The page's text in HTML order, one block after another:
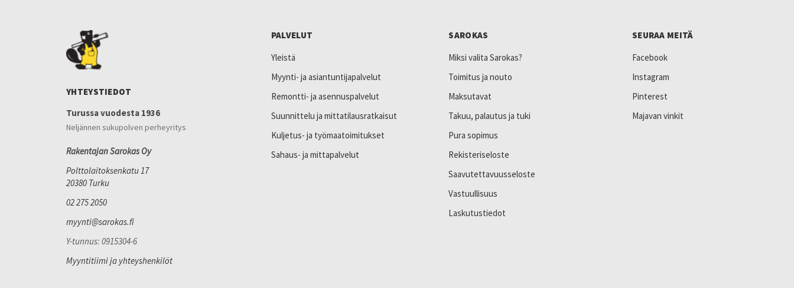
YHTEYSTIEDOT
Turussa vuodesta 1936
Neljännen sukupolven perheyritys
Rakentajan Sarokas Oy
Polttolaitoksenkatu 17
20380 Turku
02 275 2050
myynti@sarokas.fi
Y-tunnus: 0915304-6
Myyntitiimi ja yhteyshenkilöt
PALVELUT
Yleistä
Myynti- ja asiantuntijapalvelut
Remontti- ja asennuspalvelut
Suunnittelu ja mittatilausratkaisut
Kuljetus- ja työmaatoimitukset
Sahaus- ja mittapalvelut
SAROKAS
Miksi valita Sarokas?
Toimitus ja nouto
Maksutavat
Takuu, palautus ja tuki
Pura sopimus
Rekisteriseloste
Saavutettavuusseloste
Vastuullisuus
Laskutustiedot
SEURAA MEITÄ
Facebook
Instagram
Pinterest
Majavan vinkit